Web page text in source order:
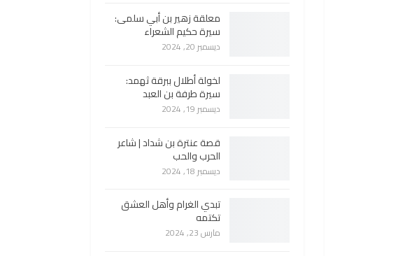
معلقة زهير بن أبي سلمى:
سيرة حكيم الشعراء
ديسمبر 20, 2024
لخولة أطلال ببرقة ثهمد:
سيرة طرفة بن العبد
ديسمبر 19, 2024
قصة عنترة بن شداد | شاعر
الحرب والحب
ديسمبر 18, 2024
تبدي الغرام وأهل العشق
تكتمه
مارس 23, 2024